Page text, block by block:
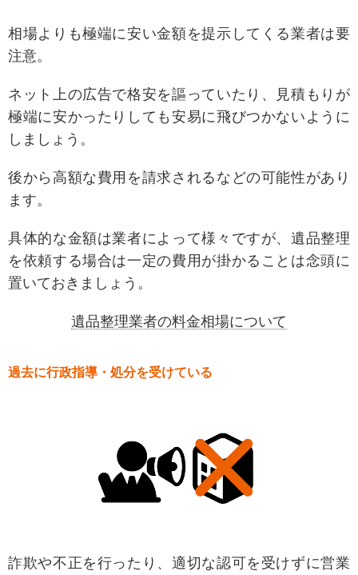
相場よりも極端に安い金額を提示してくる業者は要
注意。
ネット上の広告で格安を謳っていたり、見積もりが
極端に安かったりしても安易に飛びつかないように
しましょう。
後から高額な費用を請求されるなどの可能性があり
ます。
具体的な金額は業者によって様々ですが、遺品整理
を依頼する場合は一定の費用が掛かることは念頭に
置いておきましょう。
遺品整理業者の料金相場について
過去に行政指導・処分を受けている
詐欺や不正を行ったり、適切な認可を受けずに営業